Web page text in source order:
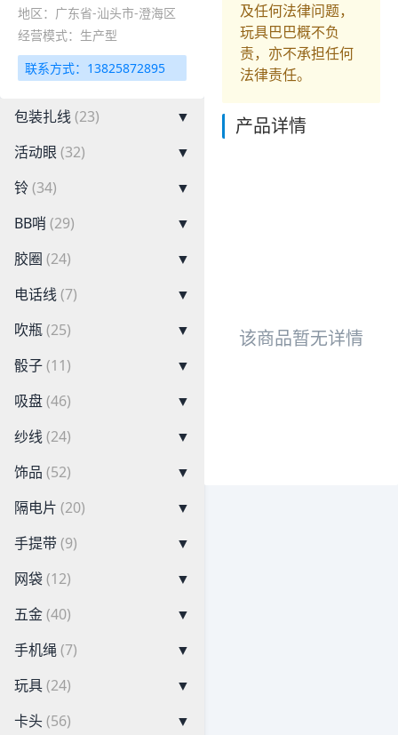
地区：广东省-汕头市-澄海区
经营模式：生产型
联系方式：13825872895
包装扎线(23)
▼
活动眼 (32)
▼
铃(34)
▼
BB哨 (29)
▼
胶圈 (24)
▼
电话线(7)
▼
吹瓶(25)
▼
骰子(11)
▼
吸盘(46)
▼
纱线(24)
▼
饰品 (52)
▼
隔电片 (20)
▼
手提带(9)
▼
网袋(12)
▼
五金(40)
▼
手机绳(7)
▼
玩具(24)
▼
卡头(56)
▼
及任何法律问题，
玩具巴巴概不负
责，亦不承担任何
法律责任。
产品详情
该商品暂无详情